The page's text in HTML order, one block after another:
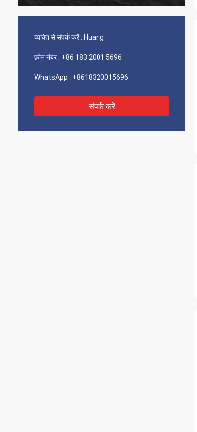
व्यक्ति से संपर्क करें : Huang
फ़ोन नंबर : +86 183 2001 5696
WhatsApp : +8618320015696
संपर्क करें